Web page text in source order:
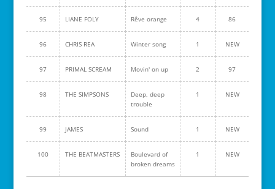
95 LIANE FOLY Rêve orange 4 86
96 CHRIS REA Winter song 1 NEW
97 PRIMAL SCREAM Movin' on up 2 97
98 THE SIMPSONS
Deep, deep
trouble
1 NEW
99 JAMES Sound 1 NEW
100 THE BEATMASTERS
Boulevard of
broken dreams
1 NEW